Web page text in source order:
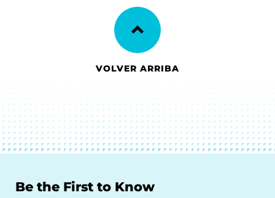
VOLVER ARRIBA
Be the First to Know